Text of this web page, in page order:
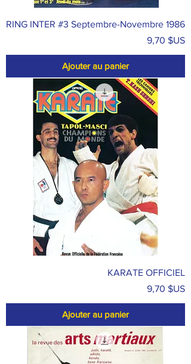
RING INTER #3 Septembre-Novembre 1986
Prix
9,70 $US
Ajouter au panier
KARATE OFFICIEL
Prix
9,70 $US
Ajouter au panier